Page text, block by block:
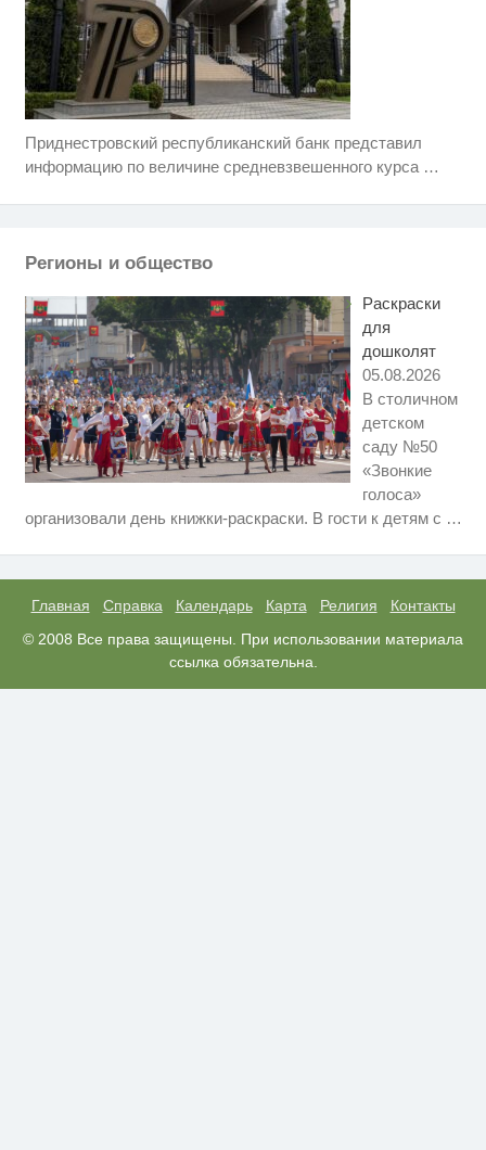
Приднестровский республиканский банк представил
информацию по величине средневзвешенного курса …
Регионы и общество
Раскраски
для
дошколят
05.08.2026
В столичном
детском
саду №50
«Звонкие
голоса»
организовали день книжки-раскраски. В гости к детям с …
Главная Справка Календарь Карта Религия
Контакты
© 2008 Все права защищены. При использовании материала
ссылка обязательна.
i
Скрытая камера на пляже
когда их не видят...
Этот танец невесты оставит вас
Ролик из Омска: вы будете
а смеяться вы будете долго
i
Королева вагона отожгла! Видео
не оставит равнодушным